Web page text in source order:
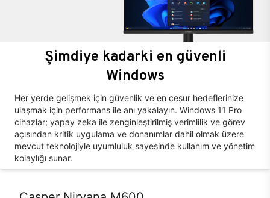
Şimdiye kadarki en güvenli
Windows
Her yerde gelişmek için güvenlik ve en cesur hedeflerinize
ulaşmak için performans ile anı yakalayın. Windows 11 Pro
cihazlar; yapay zeka ile zenginleştirilmiş verimlilik ve görev
açısından kritik uygulama ve donanımlar dahil olmak üzere
mevcut teknolojiyle uyumluluk sayesinde kullanım ve yönetim
kolaylığı sunar.